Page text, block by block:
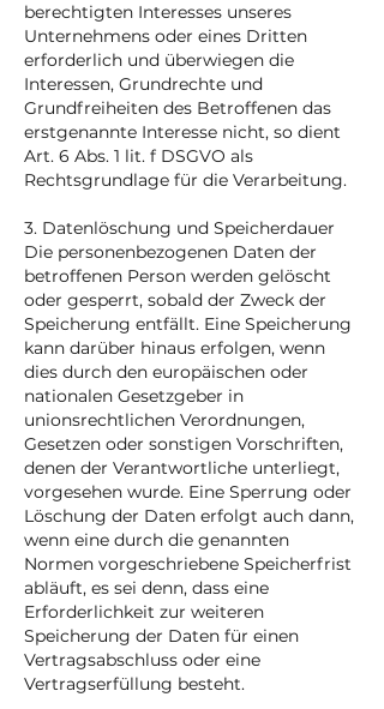
berechtigten Interesses unseres
Unternehmens oder eines Dritten
erforderlich und überwiegen die
Interessen, Grundrechte und
Grundfreiheiten des Betroffenen das
erstgenannte Interesse nicht, so dient
Art. 6 Abs. 1 lit. f DSGVO als
Rechtsgrundlage für die Verarbeitung.
3. Datenlöschung und Speicherdauer
Die personenbezogenen Daten der
betroffenen Person werden gelöscht
oder gesperrt, sobald der Zweck der
Speicherung entfällt. Eine Speicherung
kann darüber hinaus erfolgen, wenn
dies durch den europäischen oder
nationalen Gesetzgeber in
unionsrechtlichen Verordnungen,
Gesetzen oder sonstigen Vorschriften,
denen der Verantwortliche unterliegt,
vorgesehen wurde. Eine Sperrung oder
Löschung der Daten erfolgt auch dann,
wenn eine durch die genannten
Normen vorgeschriebene Speicherfrist
abläuft, es sei denn, dass eine
Erforderlichkeit zur weiteren
Speicherung der Daten für einen
Vertragsabschluss oder eine
Vertragserfüllung besteht.